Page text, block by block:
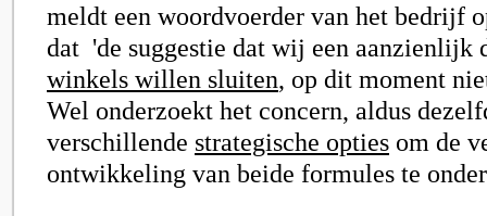
meldt een woordvoerder van het bedrijf
dat 'de suggestie dat wij een aanzienlijk
winkels willen sluiten, op dit moment
Wel onderzoekt het concern, aldus
verschillende strategische opties om de
ontwikkeling van beide formules te